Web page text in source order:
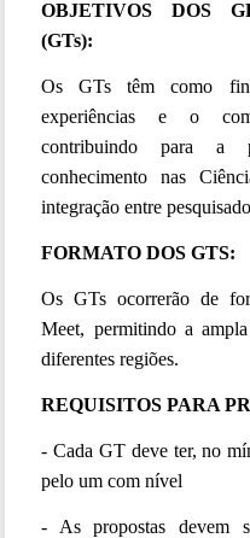
OBJETIVOS DOS
(GTs):
Os GTs têm como
experiências e o
contribuindo para a
conhecimento nas
integração entre
FORMATO DOS GTS:
Os GTs ocorrerão de
Meet, permitindo a
diferentes regiões.
REQUISITOS PARA
- Cada GT deve ter, no
pelo um com nível
- As propostas devem